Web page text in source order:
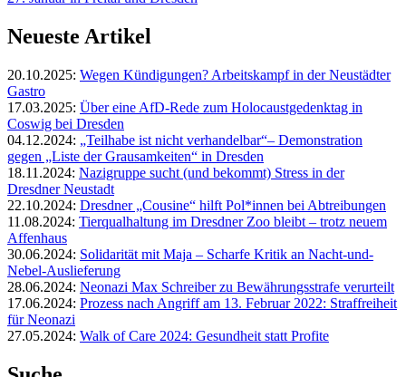
Neueste Artikel
20.10.2025: Wegen Kündigungen? Arbeitskampf in der Neustädter
Gastro
17.03.2025: Über eine AfD-Rede zum Holocaustgedenktag in
Coswig bei Dresden
04.12.2024: „Teilhabe ist nicht verhandelbar“– Demonstration
gegen „Liste der Grausamkeiten“ in Dresden
18.11.2024: Nazigruppe sucht (und bekommt) Stress in der
Dresdner Neustadt
22.10.2024: Dresdner „Cousine“ hilft Pol*innen bei Abtreibungen
11.08.2024: Tierqualhaltung im Dresdner Zoo bleibt – trotz neuem
Affenhaus
30.06.2024: Solidarität mit Maja – Scharfe Kritik an Nacht-und-
Nebel-Auslieferung
28.06.2024: Neonazi Max Schreiber zu Bewährungsstrafe verurteilt
17.06.2024: Prozess nach Angriff am 13. Februar 2022: Straffreiheit
für Neonazi
27.05.2024: Walk of Care 2024: Gesundheit statt Profite